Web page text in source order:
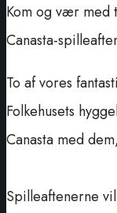
Kom og vær med
Canasta-
To af vores
Folkehusets
Canasta med
Spilleaftenerne